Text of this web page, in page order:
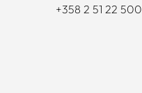
+358 2 51 22 500